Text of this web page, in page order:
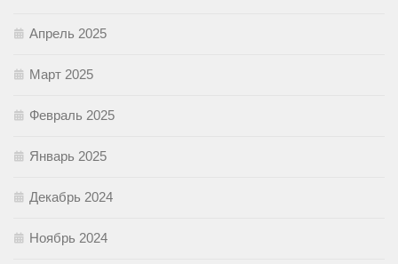
Апрель 2025
Март 2025
Февраль 2025
Январь 2025
Декабрь 2024
Ноябрь 2024